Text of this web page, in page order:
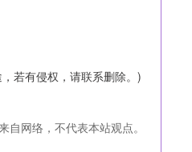
若有侵权，请联系删除。)
自网络，不代表本站观点。